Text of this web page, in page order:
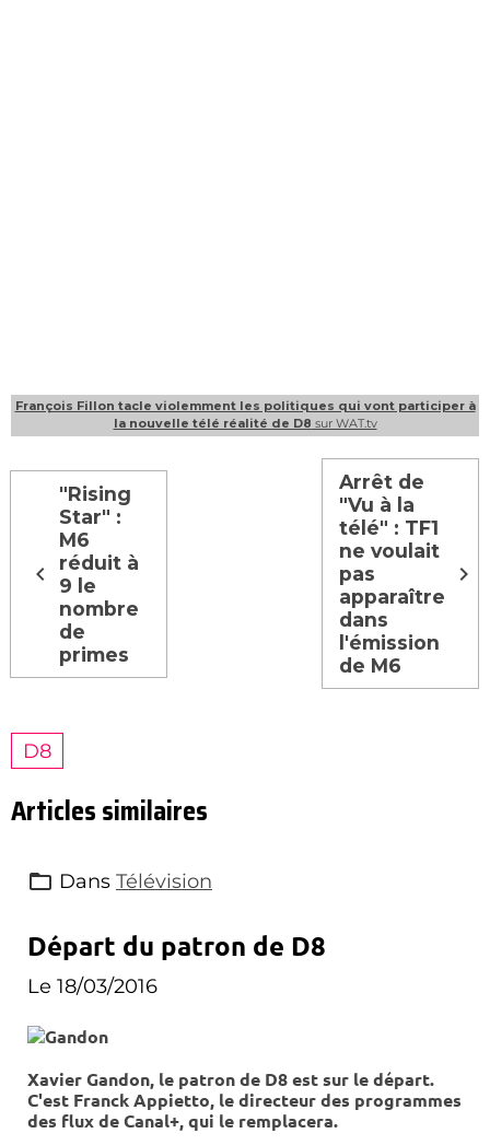
François Fillon tacle violemment les politiques qui vont participer à
la nouvelle télé réalité de D8 sur WAT.tv
"Rising
Star" :
M6
réduit à
9 le
nombre
de
primes
Arrêt de
"Vu à la
télé" : TF1
ne voulait
pas
apparaître
dans
l'émission
de M6
D8
Articles similaires
Dans Télévision
Départ du patron de D8
Le 18/03/2016
Xavier Gandon, le patron de D8 est sur le départ.
C'est Franck Appietto, le directeur des programmes
des flux de Canal+, qui le remplacera.